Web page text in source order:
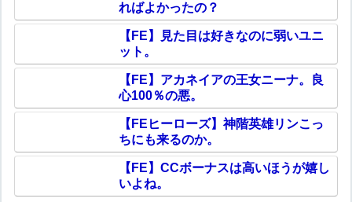
ればよかったの？
【FE】見た目は好きなのに弱いユニ
ット。
【FE】アカネイアの王女ニーナ。良
心100％の悪。
【FEヒーローズ】神階英雄リンこっ
ちにも来るのか。
【FE】CCボーナスは高いほうが嬉し
いよね。